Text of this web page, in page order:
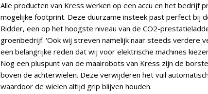
Alle producten van Kress werken op een accu en het bedrijf
mogelijke footprint. Deze duurzame insteek past perfect bij
Ridder, een op het hoogste niveau van de CO2-
groenbedrijf. 'Ook wij streven namelijk naar steeds verdere
een belangrijke reden dat wij voor elektrische machines
Nog een pluspunt van de maairobots van Kress zijn de
boven de achterwielen. Deze verwijderen het vuil
waardoor de wielen altijd grip blijven houden.